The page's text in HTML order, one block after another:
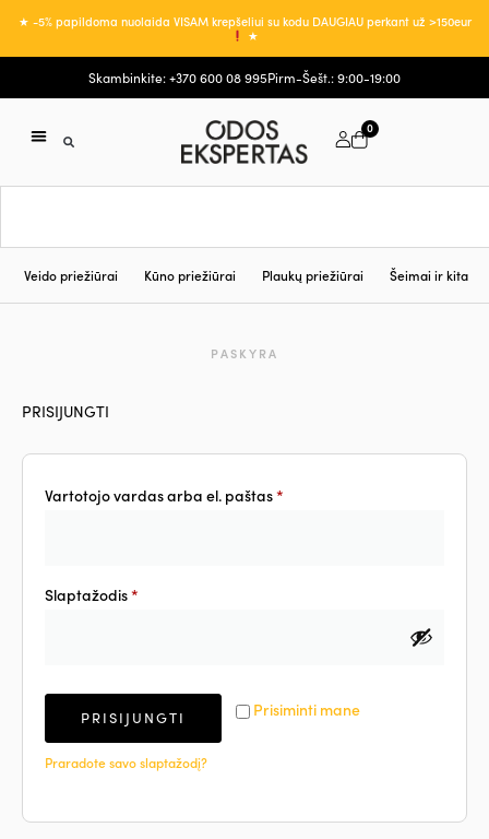
★ -5% papildoma nuolaida VISAM krepšeliui su kodu DAUGIAU perkant už >150eur
★
Skambinkite: +370 600 08 995Pirm-Šešt.: 9:00-19:00
0
Veido priežiūrai Kūno priežiūrai Plaukų priežiūrai Šeimai ir kita
PASKYRA
PRISIJUNGTI
Vartotojo vardas arba el. paštas*
Slaptažodis*
Prisiminti mane
PRISIJUNGTI
Praradote savo slaptažodį?